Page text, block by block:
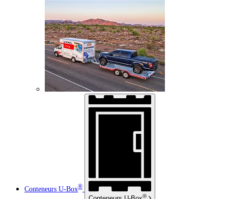
Conteneurs U-Box®
®